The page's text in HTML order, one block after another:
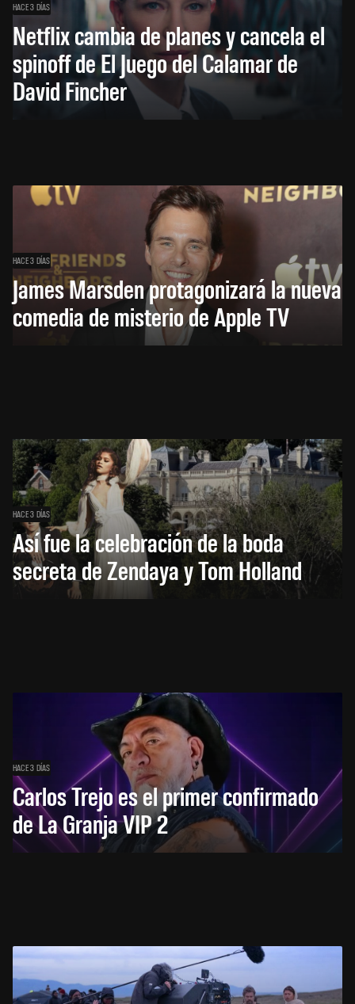
HACE 3 DÍAS
Netflix cambia de planes y cancela el
spinoff de El Juego del Calamar de
David Fincher
HACE 3 DÍAS
James Marsden protagonizará la nueva
comedia de misterio de Apple TV
HACE 3 DÍAS
Así fue la celebración de la boda
secreta de Zendaya y Tom Holland
HACE 3 DÍAS
Carlos Trejo es el primer confirmado
de La Granja VIP 2